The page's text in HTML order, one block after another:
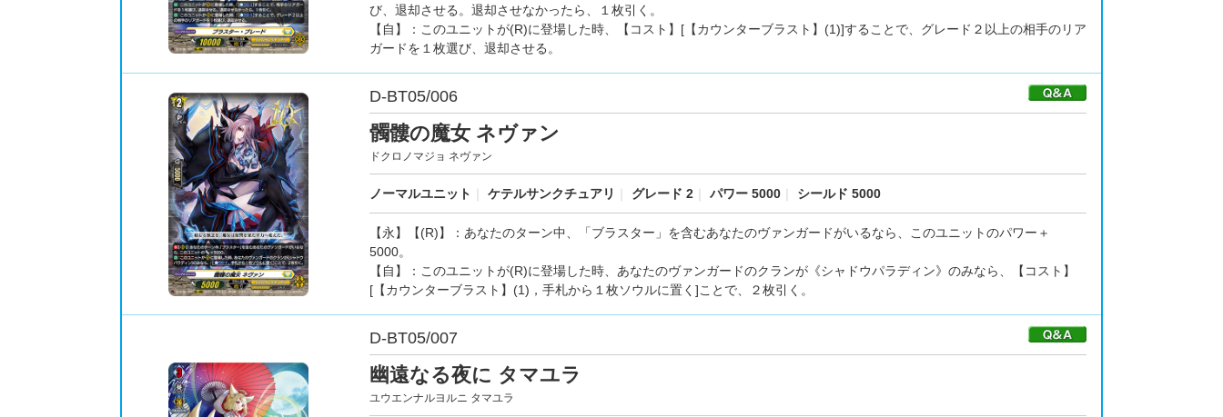
び、退却させる。退却させなかったら、１枚引く。
【自】：このユニットが(R)に登場した時、【コスト】[【カウンターブラスト】(1)]することで、グレード２以上の相手のリア
ガードを１枚選び、退却させる。
D-BT05/006
髑髏の魔女 ネヴァン
ドクロノマジョ ネヴァン
ノーマルユニット ケテルサンクチュアリ グレード 2 パワー 5000 シールド 5000
【永】【(R)】：あなたのターン中、「ブラスター」を含むあなたのヴァンガードがいるなら、このユニットのパワー＋
5000。
【自】：このユニットが(R)に登場した時、あなたのヴァンガードのクランが《シャドウパラディン》のみなら、【コスト】
[【カウンターブラスト】(1)，手札から１枚ソウルに置く]ことで、２枚引く。
D-BT05/007
幽遠なる夜に タマユラ
ユウエンナルヨルニ タマユラ